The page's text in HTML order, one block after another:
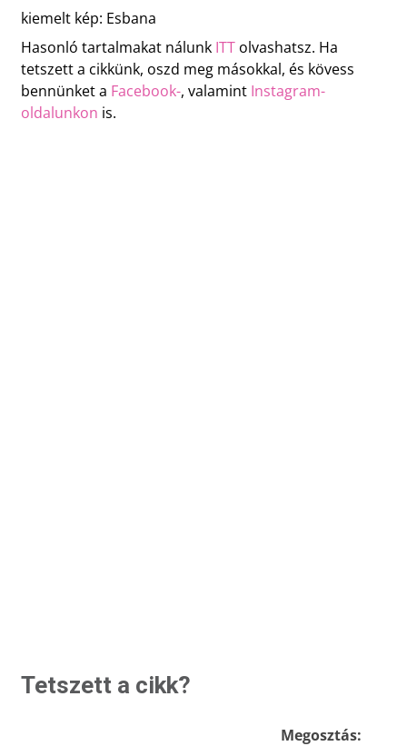
kiemelt kép: Esbana
Hasonló tartalmakat nálunk ITTolvashatsz. Ha
tetszett a cikkünk, oszd meg másokkal, és kövess
bennünket a Facebook-, valamint Instagram-
oldalunkon is.
Tetszett a cikk?
Megosztás: